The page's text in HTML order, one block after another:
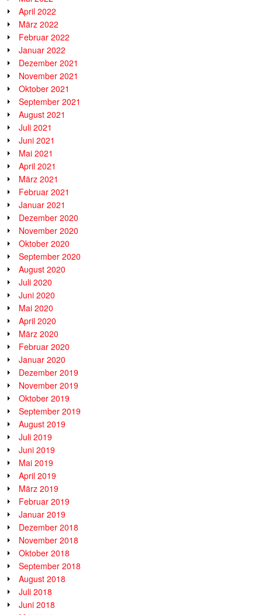
April 2022
März 2022
Februar 2022
Januar 2022
Dezember 2021
November 2021
Oktober 2021
September 2021
August 2021
Juli 2021
Juni 2021
Mai 2021
April 2021
März 2021
Februar 2021
Januar 2021
Dezember 2020
November 2020
Oktober 2020
September 2020
August 2020
Juli 2020
Juni 2020
Mai 2020
April 2020
März 2020
Februar 2020
Januar 2020
Dezember 2019
November 2019
Oktober 2019
September 2019
August 2019
Juli 2019
Juni 2019
Mai 2019
April 2019
März 2019
Februar 2019
Januar 2019
Dezember 2018
November 2018
Oktober 2018
September 2018
August 2018
Juli 2018
Juni 2018